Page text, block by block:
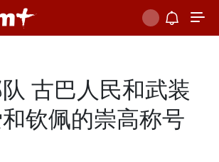
古巴人民和武装
钦佩的崇高称号